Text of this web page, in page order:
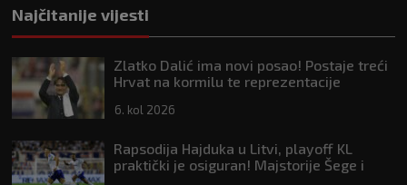
Najčitanije vijesti
Zlatko Dalić ima novi posao! Postaje treći
Hrvat na kormilu te reprezentacije
6. kol 2026
Rapsodija Hajduka u Litvi, playoff KL
praktički je osiguran! Majstorije Šege i